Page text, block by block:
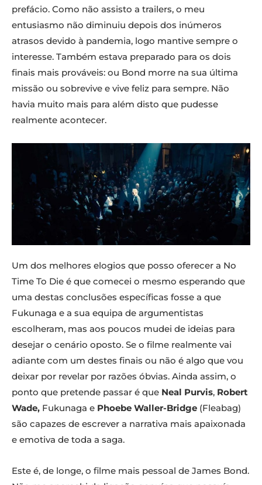
prefácio. Como não assisto a trailers, o meu
entusiasmo não diminuiu depois dos inúmeros
atrasos devido à pandemia, logo mantive sempre o
interesse. Também estava preparado para os dois
finais mais prováveis: ou Bond morre na sua última
missão ou sobrevive e vive feliz para sempre. Não
havia muito mais para além disto que pudesse
realmente acontecer.
Um dos melhores elogios que posso oferecer a No
Time To Die é que comecei o mesmo esperando que
uma destas conclusões específicas fosse a que
Fukunaga e a sua equipa de argumentistas
escolheram, mas aos poucos mudei de ideias para
desejar o cenário oposto. Se o filme realmente vai
adiante com um destes finais ou não é algo que vou
deixar por revelar por razões óbvias. Ainda assim, o
ponto que pretende passar é que Neal Purvis, Robert
Wade, Fukunaga e Phoebe Waller-Bridge (Fleabag)
são capazes de escrever a narrativa mais apaixonada
e emotiva de toda a saga.
Este é, de longe, o filme mais pessoal de James Bond.